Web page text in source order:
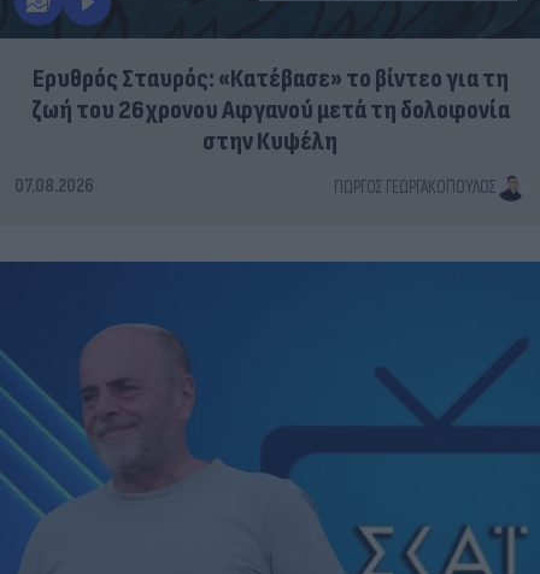
Ερυθρός Σταυρός: «Κατέβασε» το βίντεο για τη
ζωή του 26χρονου Αφγανού μετά τη δολοφονία
στην Κυψέλη
07.08.2026 ΓΙΏΡΓΟΣ ΓΕΩΡΓΑΚΌΠΟΥΛΟΣ